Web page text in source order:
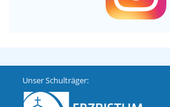
Unser Schulträger: